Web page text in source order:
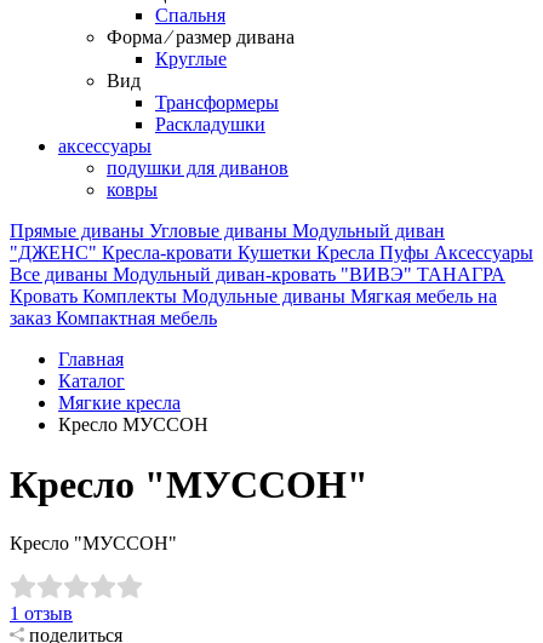
Спальня
Форма ⁄ размер дивана
Круглые
Вид
Трансформеры
Раскладушки
аксессуары
подушки для диванов
ковры
Прямые диваны Угловые диваны Модульный диван
"ДЖЕНС" Кресла-кровати Кушетки Кресла Пуфы Аксессуары
Все диваны Модульный диван-кровать "ВИВЭ" ТАНАГРА
Кровать Комплекты Модульные диваны Мягкая мебель на
заказ Компактная мебель
Главная
Каталог
Мягкие кресла
Кресло МУССОН
Кресло "МУССОН"
Кресло "МУССОН"
1 отзыв
поделиться